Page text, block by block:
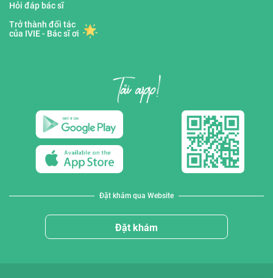
Hỏi đáp bác sĩ
Trở thành đối tác
của IVIE - Bác sĩ ơi
Đặt khám qua Website
Đặt khám